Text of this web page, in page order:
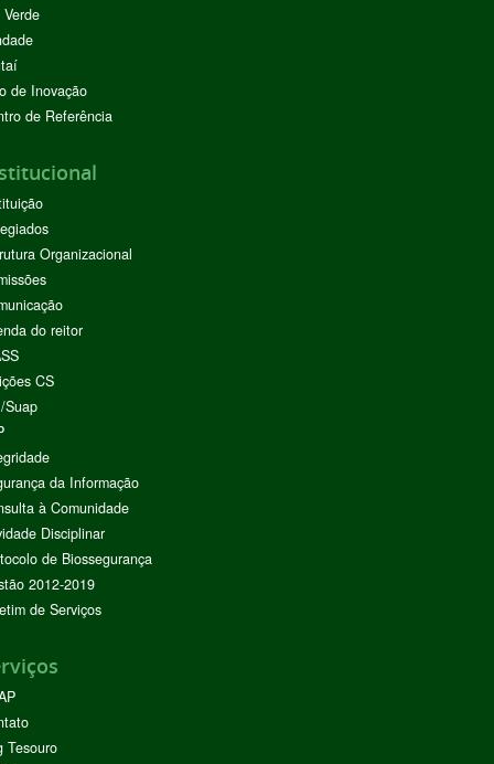
de Inovação
de Referência
Organizacional
do reitor
CS
Suap
da Informação
à Comunidade
Disciplinar
de Biossegurança
2012-2019
de Serviços
Tesouro